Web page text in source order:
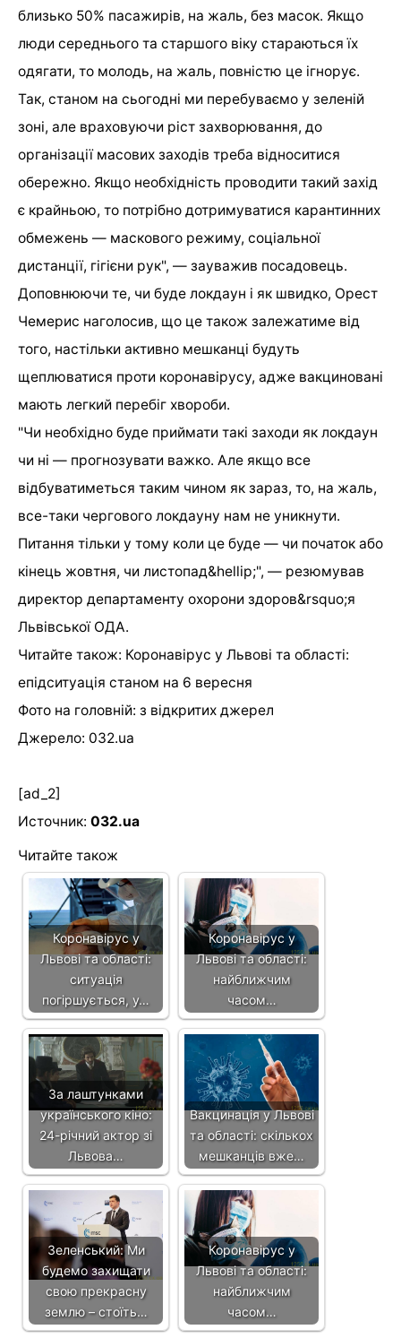
близько 50% пасажирів, на жаль, без масок. Якщо
люди середнього та старшого віку стараються їх
одягати, то молодь, на жаль, повністю це ігнорує.
Так, станом на сьогодні ми перебуваємо у зеленій
зоні, але враховуючи ріст захворювання, до
організації масових заходів треба відноситися
обережно. Якщо необхідність проводити такий захід
є крайньою, то потрібно дотримуватися карантинних
обмежень — маскового режиму, соціальної
дистанції, гігієни рук", — зауважив посадовець.
Доповнюючи те, чи буде локдаун і як швидко, Орест
Чемерис наголосив, що це також залежатиме від
того, настільки активно мешканці будуть
щеплюватися проти коронавірусу, адже вакциновані
мають легкий перебіг хвороби.
"Чи необхідно буде приймати такі заходи як локдаун
чи ні — прогнозувати важко. Але якщо все
відбуватиметься таким чином як зараз, то, на жаль,
все-таки чергового локдауну нам не уникнути.
Питання тільки у тому коли це буде — чи початок або
кінець жовтня, чи листопад&hellip;", — резюмував
директор департаменту охорони здоров&rsquo;я
Львівської ОДА.
Читайте також: Коронавірус у Львові та області:
епідситуація станом на 6 вересня
Фото на головній: з відкритих джерел
Джерело: 032.ua
[ad_2]
Источник: 032.ua
Читайте також
Коронавірус у
Львові та області:
ситуація
погіршується, у…
Коронавірус у
Львові та області:
найближчим
часом…
За лаштунками
українського кіно:
24-річний актор зі
Львова…
Вакцинація у Львові
та області: скількох
мешканців вже…
Зеленський: Ми
будемо захищати
свою прекрасну
землю – стоїть…
Коронавірус у
Львові та області:
найближчим
часом…